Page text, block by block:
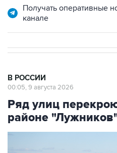
Получать оперативные
канале
В РОССИИ
00:05, 9 августа 2026
Ряд улиц
районе